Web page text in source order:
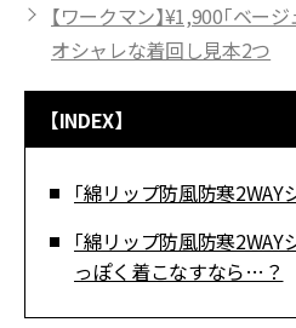
【ワークマン】¥1,900「ベー
オシャレな着回し見本2つ
【INDEX】
「綿リップ防風防寒2WAY
「綿リップ防風防寒2WAY
っぽく着こなすなら…？